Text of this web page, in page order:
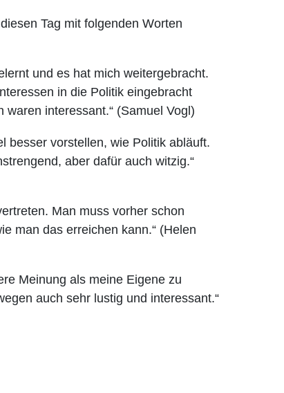
Tag mit folgenden Worten
und es hat mich weitergebracht.
in die Politik eingebracht
interessant.“ (Samuel Vogl)
besser vorstellen, wie Politik abläuft.
aber dafür auch witzig.“
Man muss vorher schon
man das erreichen kann.“ (Helen
Meinung als meine Eigene zu
auch sehr lustig und interessant.“